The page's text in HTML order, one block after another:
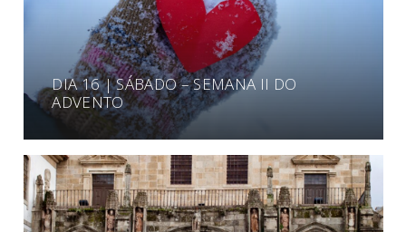
DIA 16 | SÁBADO – SEMANA II DO
ADVENTO